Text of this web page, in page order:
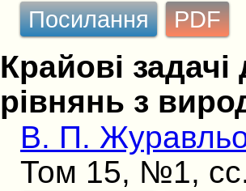
Посилання PDF
Крайові
рівнянь з
В. П.
Том 15, №1,